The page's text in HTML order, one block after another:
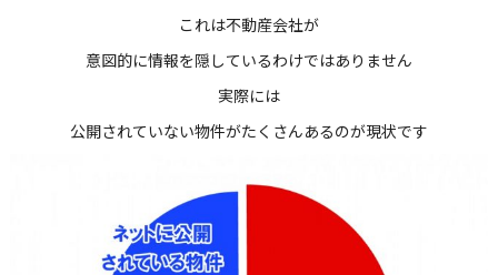
これは不動産会社が
意図的に情報を隠しているわけではありません
実際には
公開されていない物件がたくさんあるのが現状です